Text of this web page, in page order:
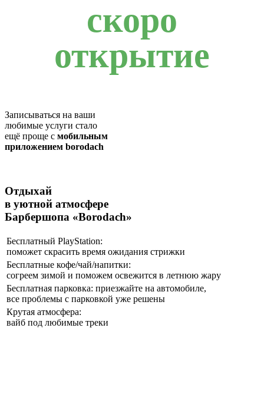
скоро
открытие
Записываться на ваши
любимые услуги стало
ещё проще с мобильным
приложением borodach
Отдыхай
в уютной атмосфере
Барбершопа «Borodach»
Бесплатный PlayStation:
поможет скрасить время ожидания стрижки
Бесплатные кофе/чай/напитки:
согреем зимой и поможем освежится в летнюю жару
Бесплатная парковка: приезжайте на автомобиле,
все проблемы с парковкой уже решены
Крутая атмосфера:
вайб под любимые треки